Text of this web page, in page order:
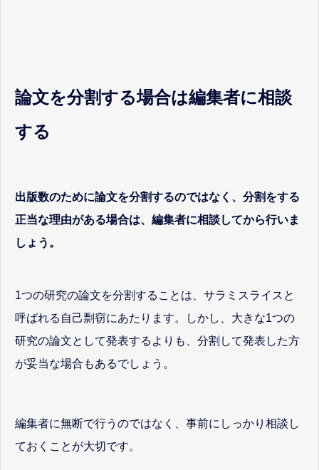
論文を分割する場合は編集者に相談
する
出版数のために論文を分割するのではなく、分割をする
正当な理由がある場合は、編集者に相談してから行いま
しょう。
1つの研究の論文を分割することは、サラミスライスと
呼ばれる自己剽窃にあたります。しかし、大きな1つの
研究の論文として発表するよりも、分割して発表した方
が妥当な場合もあるでしょう。
編集者に無断で行うのではなく、事前にしっかり相談し
ておくことが大切です。